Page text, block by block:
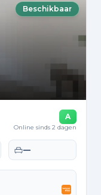
Beschikbaar
A
Online sinds 2 dagen
Slaapkamers
—